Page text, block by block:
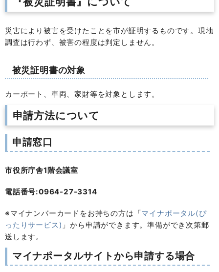
災害により被害を受けたことを市が証明するものです。現地
調査は行わず、被害の程度は判定しません。
被災証明書の対象
カーポート、車両、家財等を対象とします。
申請方法について
申請窓口
市役所庁舎1階会議室
電話番号:0964-27-3314
※マイナンバーカードをお持ちの方は「マイナポータル(ぴ
ったりサービス) 」から申請ができます。準備ができ次第郵
送します。
マイナポータルサイトから申請する場合